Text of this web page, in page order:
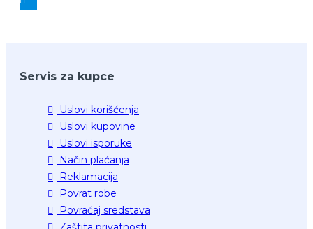
Servis za kupce
Uslovi korišćenja
Uslovi kupovine
Uslovi isporuke
Način plaćanja
Reklamacija
Povrat robe
Povraćaj sredstava